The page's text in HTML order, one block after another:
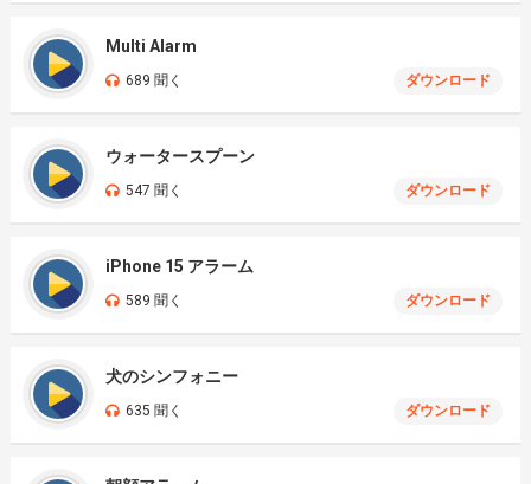
Multi Alarm
689 聞く ダウンロード
ウォータースプーン
547 聞く ダウンロード
iPhone 15 アラーム
589 聞く ダウンロード
犬のシンフォニー
635 聞く ダウンロード